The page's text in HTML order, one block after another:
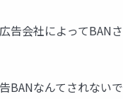
告会社によってBAN
BANなんてされない